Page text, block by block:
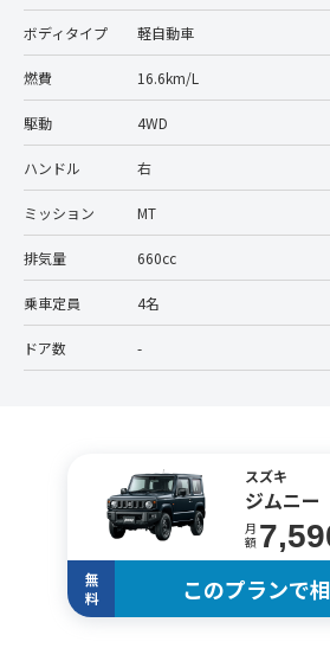
ボディタイプ 軽自動車
燃費 16.6km/L
駆動 4WD
ハンドル 右
ミッション MT
排気量 660cc
乗車定員 4名
ドア数 -
スズキ
ジムニー
月
額
無
料
このプランで